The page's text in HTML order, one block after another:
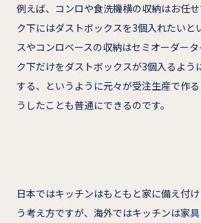
例えば、コンロや食洗機横の収納はお任
ク下にはダストボックスを3個入れたいと
スやコンロベースの収納はセミオーダー
ク下だけをダストボックスが3個入るよう
する、というように元々が受注生産で作
うしたことも普通にできるのです。
日本ではキッチンはもともと家に備え付
う考え方ですが、海外ではキッチンは家